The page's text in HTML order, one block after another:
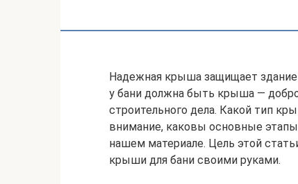
Надежная крыша защищает здание
у бани должна быть крыша —
строительного дела. Какой тип
внимание, каковы основные
нашем материале. Цель этой
крыши для бани своими руками.